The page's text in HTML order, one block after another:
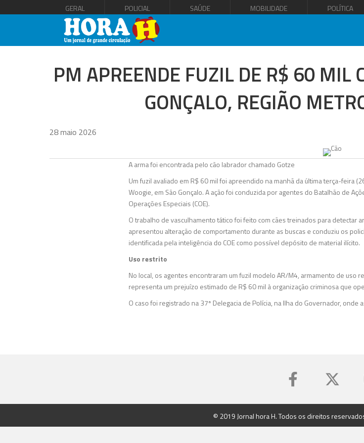
GERAL POLICIAL SAÚDE MOBILIDADE POLÍTICA
PM APREENDE FUZIL DE R$ 60 MIL
GONÇALO, REGIÃO
28 maio 2026
A arma foi encontrada pelo cão labrador chamado Gotze
Um fuzil avaliado em R$ 60 mil foi apreendido na manhã da última terça-feira
Woogie, em São Gonçalo. A ação foi conduzida por agentes do Batalhão de
Operações Especiais (COE).
O trabalho de vasculhamento tático foi feito com cães treinados para detectar
apresentou alteração de comportamento durante as buscas e conduziu os
identificada pela inteligência do COE como possível depósito de material ilícito.
Uso restrito
No local, os agentes encontraram um fuzil modelo AR/M4, armamento de uso
representa um prejuízo estimado de R$ 60 mil à organização criminosa que
O caso foi registrado na 37ª Delegacia de Polícia, na Ilha do Governador,
© 2019 Jornal hora H. Todos os direitos